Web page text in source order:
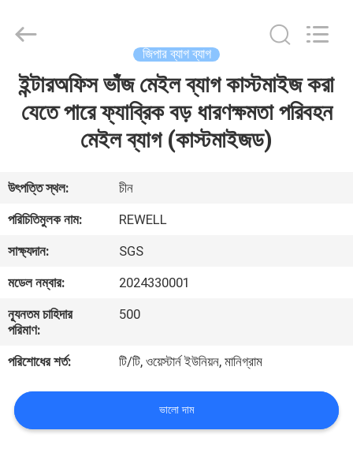
বাড়ি
আমাদের
সম্পর্কে
কারখানা
ভ্রমণ
নিয়ন্ত্রণ
সাইট
Limited.
ECER
জিপার ব্যাগ ব্যাগ
ইন্টারঅফিস ভাঁজ মেইল ব্যাগ কাস্টমাইজ করা
যেতে পারে ফ্যাব্রিক বড় ধারণক্ষমতা পরিবহন
মেইল ব্যাগ (কাস্টমাইজড)
উৎপত্তি স্থল:
চীন
পরিচিতিমুলক নাম:
REWELL
সাক্ষ্যদান:
SGS
মডেল নম্বার:
2024330001
ন্যূনতম চাহিদার
পরিমাণ:
500
পরিশোধের শর্ত: টি/টি, ওয়েস্টার্ন ইউনিয়ন, মানিগ্রাম
ভালো দাম